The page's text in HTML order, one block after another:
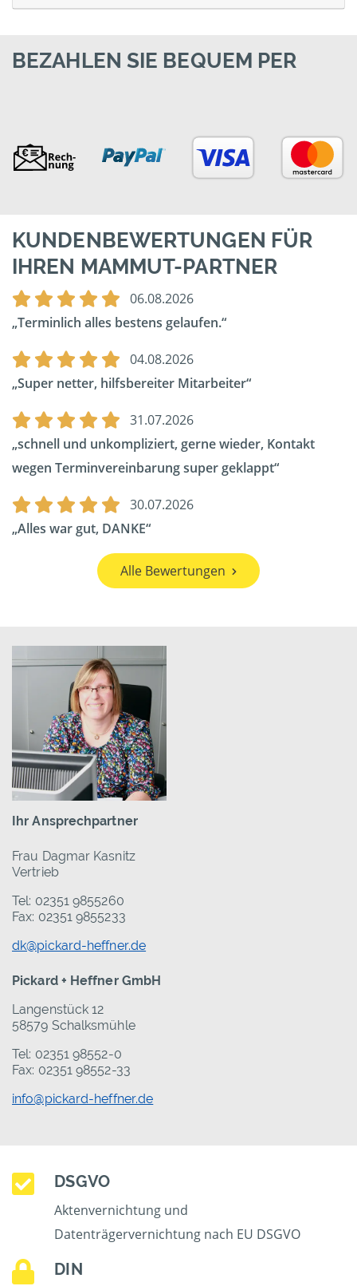
BEZAHLEN SIE BEQUEM PER
KUNDENBEWERTUNGEN FÜR
IHREN MAMMUT-PARTNER
06.08.2026
Terminlich alles bestens gelaufen.
04.08.2026
Super netter, hilfsbereiter Mitarbeiter
31.07.2026
schnell und unkompliziert, gerne wieder, Kontakt
wegen Terminvereinbarung super geklappt
30.07.2026
Alles war gut, DANKE
Alle Bewertungen
Ihr Ansprechpartner
Frau Dagmar Kasnitz
Vertrieb
Tel: 02351 9855260
Fax: 02351 9855233
dk@pickard-heffner.de
Pickard + Heffner GmbH
Langenstück 12
58579 Schalksmühle
Tel: 02351 98552-0
Fax: 02351 98552-33
info@pickard-heffner.de
DSGVO
Aktenvernichtung und
Datenträgervernichtung nach EU DSGVO
DIN